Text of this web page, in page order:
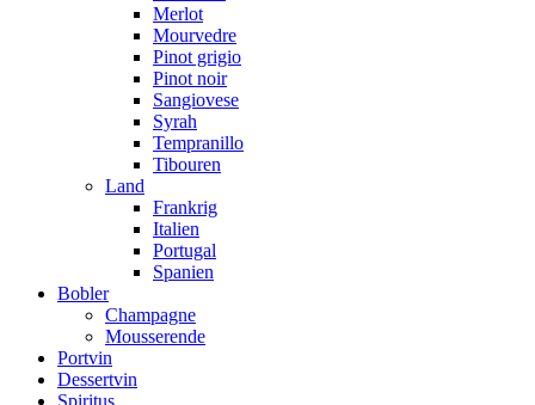
Merlot
Mourvedre
Pinot grigio
Pinot noir
Sangiovese
Syrah
Tempranillo
Tibouren
Land
Frankrig
Italien
Portugal
Spanien
Bobler
Champagne
Mousserende
Portvin
Dessertvin